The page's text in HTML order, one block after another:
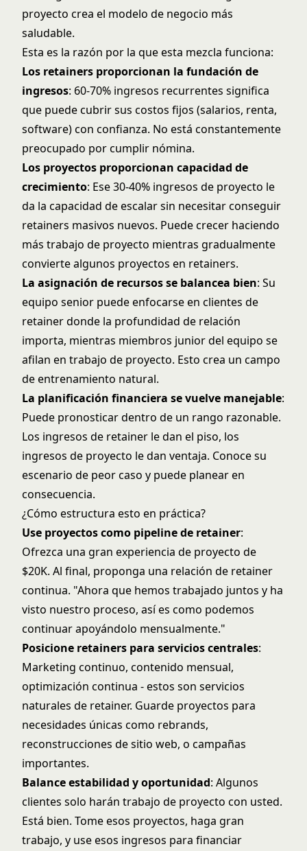
proyecto crea el modelo de negocio más
saludable.
Esta es la razón por la que esta mezcla funciona:
Los retainers proporcionan la fundación de
ingresos: 60-70% ingresos recurrentes significa
que puede cubrir sus costos fijos (salarios, renta,
software) con confianza. No está constantemente
preocupado por cumplir nómina.
Los proyectos proporcionan capacidad de
crecimiento: Ese 30-40% ingresos de proyecto le
da la capacidad de escalar sin necesitar conseguir
retainers masivos nuevos. Puede crecer haciendo
más trabajo de proyecto mientras gradualmente
convierte algunos proyectos en retainers.
La asignación de recursos se balancea bien: Su
equipo senior puede enfocarse en clientes de
retainer donde la profundidad de relación
importa, mientras miembros junior del equipo se
afilan en trabajo de proyecto. Esto crea un campo
de entrenamiento natural.
La planificación financiera se vuelve manejable:
Puede pronosticar dentro de un rango razonable.
Los ingresos de retainer le dan el piso, los
ingresos de proyecto le dan ventaja. Conoce su
escenario de peor caso y puede planear en
consecuencia.
¿Cómo estructura esto en práctica?
Use proyectos como pipeline de retainer:
Ofrezca una gran experiencia de proyecto de
$20K. Al final, proponga una relación de retainer
continua. "Ahora que hemos trabajado juntos y ha
visto nuestro proceso, así es como podemos
continuar apoyándolo mensualmente."
Posicione retainers para servicios centrales:
Marketing continuo, contenido mensual,
optimización continua - estos son servicios
naturales de retainer. Guarde proyectos para
necesidades únicas como rebrands,
reconstrucciones de sitio web, o campañas
importantes.
Balance estabilidad y oportunidad: Algunos
clientes solo harán trabajo de proyecto con usted.
Está bien. Tome esos proyectos, haga gran
trabajo, y use esos ingresos para financiar